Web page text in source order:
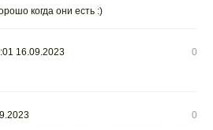
когда они есть :)
16.09.2023
0
0